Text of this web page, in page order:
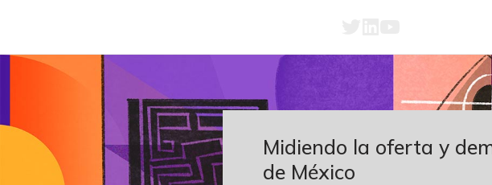
Midiendo la oferta y
de México